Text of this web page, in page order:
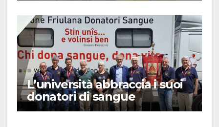
L’università abbraccia i suoi
donatori di sangue